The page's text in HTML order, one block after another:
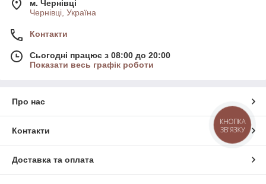
м. Чернівці
Чернівці, Україна
Контакти
Сьогодні працює з 08:00 до 20:00
Показати весь графік роботи
Про нас
Контакти
Доставка та оплата
КНОПКА
ЗВ'ЯЗКУ